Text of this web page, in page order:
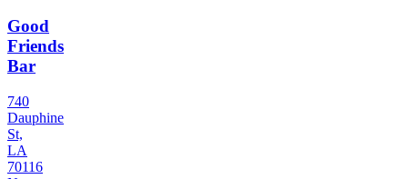
Good
Friends
Bar
740
Dauphine
St,
LA
70116